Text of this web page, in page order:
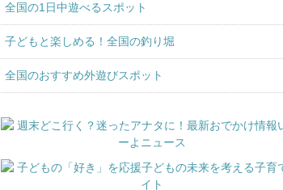
全国の1日中遊べるスポット
子どもと楽しめる！全国の釣り堀
全国のおすすめ外遊びスポット